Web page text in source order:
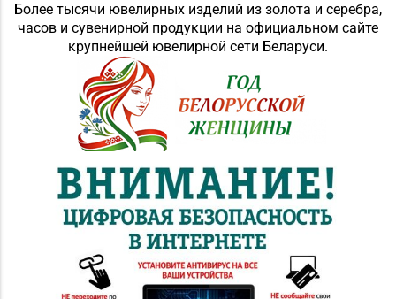
Более тысячи ювелирных изделий из золота и серебра,
часов и сувенирной продукции на официальном сайте
крупнейшей ювелирной сети Беларуси.